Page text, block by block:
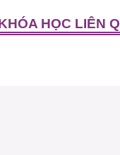
HỌC LIÊN